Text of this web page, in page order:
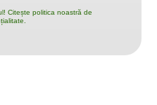
Citește politica noastră de